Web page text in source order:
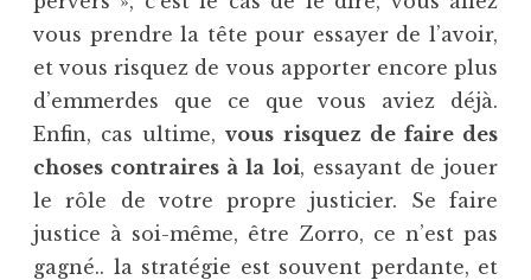
vous prendre la tête pour essayer de l’avoir,
et vous risquez de vous apporter encore plus
d’emmerdes que ce que vous aviez déjà.
Enfin, cas ultime,vous risquez de faire des
choses contraires à la loi, essayant de jouer
le rôle de votre propre justicier. Se faire
justice à soi-même, être Zorro, ce n’est pas
gagné.. la stratégie est souvent perdante, et